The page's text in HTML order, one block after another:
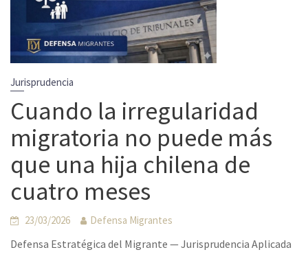
Jurisprudencia
Cuando la irregularidad
migratoria no puede más
que una hija chilena de
cuatro meses
23/03/2026 Defensa Migrantes
Defensa Estratégica del Migrante — Jurisprudencia Aplicada